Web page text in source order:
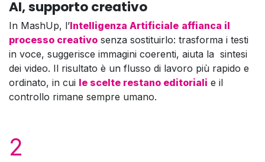
AI, supporto creativo
In MashUp, l’Intelligenza Artificiale affianca il
processo creativo senza sostituirlo: trasforma i testi
in voce, suggerisce immagini coerenti, aiuta la sintesi
dei video. Il risultato è un flusso di lavoro più rapido e
ordinato, in cui le scelte restano editoriali e il
controllo rimane sempre umano.
2